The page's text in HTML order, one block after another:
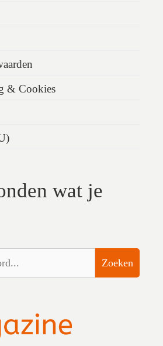
& Cookies
wat je
Zoeken